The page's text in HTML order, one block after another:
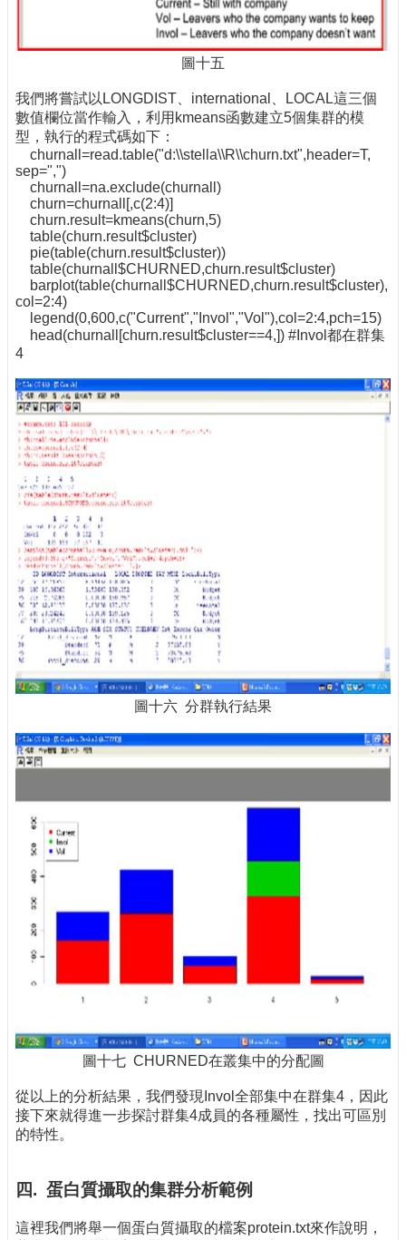
圖十五
我們將嘗試以LONGDIST、international、LOCAL這三個
數值欄位當作輸入，利用kmeans函數建立5個集群的模
型，執行的程式碼如下：
churnall=read.table("d:\\stella\\R\\churn.txt",header=T,
sep=",")
churnall=na.exclude(churnall)
churn=churnall[,c(2:4)]
churn.result=kmeans(churn,5)
table(churn.result$cluster)
pie(table(churn.result$cluster))
table(churnall$CHURNED,churn.result$cluster)
barplot(table(churnall$CHURNED,churn.result$cluster),
col=2:4)
legend(0,600,c("Current","Invol","Vol"),col=2:4,pch=15)
head(churnall[churn.result$cluster==4,]) #Invol都在群集
4
圖十六 分群執行結果
圖十七 CHURNED在叢集中的分配圖
從以上的分析結果，我們發現Invol全部集中在群集4，因此
接下來就得進一步探討群集4成員的各種屬性，找出可區別
的特性。
四. 蛋白質攝取的集群分析範例
這裡我們將舉一個蛋白質攝取的檔案protein.txt來作說明，